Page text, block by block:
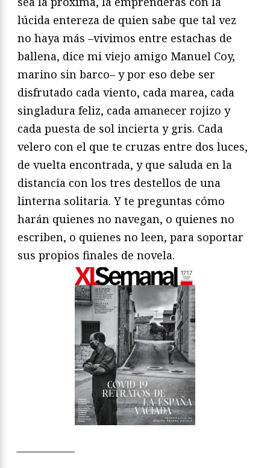
lúcida entereza de quien sabe que tal vez
no haya más –vivimos entre estachas de
ballena, dice mi viejo amigo Manuel Coy,
marino sin barco– y por eso debe ser
disfrutado cada viento, cada marea, cada
singladura feliz, cada amanecer rojizo y
cada puesta de sol incierta y gris. Cada
velero con el que te cruzas entre dos luces,
de vuelta encontrada, y que saluda en la
distancia con los tres destellos de una
linterna solitaria. Y te preguntas cómo
harán quienes no navegan, o quienes no
escriben, o quienes no leen, para soportar
sus propios finales de novela.